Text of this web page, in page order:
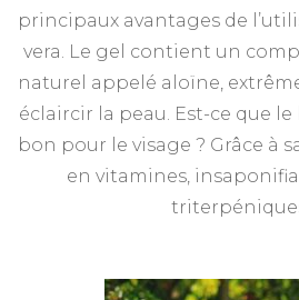
principaux avantages de
vera. Le gel contient un
naturel appelé aloïne,
éclaircir la peau. Est-ce que
bon pour le visage ? Grâce à
en vitamines,